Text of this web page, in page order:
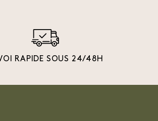
RAPIDE SOUS 24/48H